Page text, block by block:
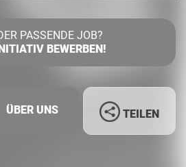
PASSENDE JOB?
BEWERBEN!
ÜBER UNS TEILEN